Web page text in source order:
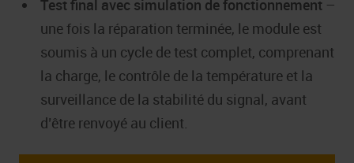
Test final avec simulation de fonctionnement –
une fois la réparation terminée, le module est
soumis à un cycle de test complet, comprenant
la charge, le contrôle de la température et la
surveillance de la stabilité du signal, avant
d’être renvoyé au client.